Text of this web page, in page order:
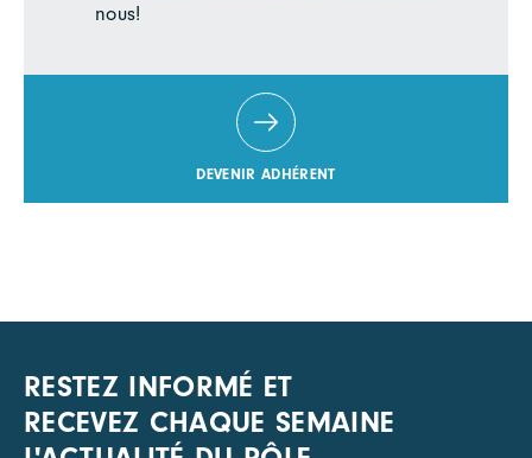
nous!
DEVENIR ADHÉRENT
RESTEZ INFORMÉ ET
RECEVEZ CHAQUE SEMAINE